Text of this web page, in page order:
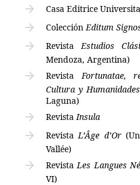
Casa Editrice
Colección Editum
Revista Estudios
Mendoza, Argentina)
Revista Fortunatae,
Cultura y
Laguna)
Revista Insula
Revista L’Âge d’Or
Vallée)
Revista Les Langues
VI)